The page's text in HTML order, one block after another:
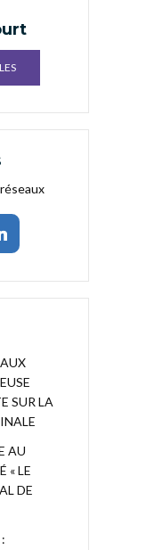
SUR LA
AU
« LE
DE